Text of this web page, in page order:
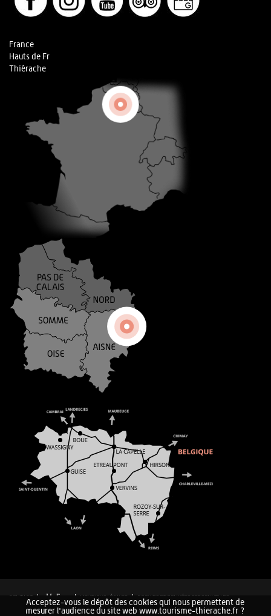
France
Hauts de Fr
Thiérache
CONTACT MENTIONS LÉGALES
COOKIES ET DONNÉES PERSONNELLES
PLAN DU SITE
Acceptez-vous le dépôt des cookies qui nous permettent de
mesurer l'audience du site web www.tourisme-thierache.fr ?